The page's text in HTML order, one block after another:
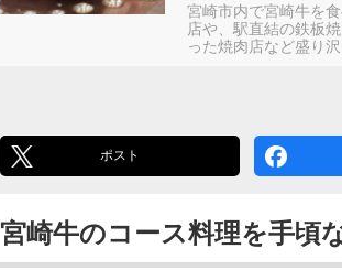
宮崎市内で宮崎牛を
店や、駅直結の鉄板
った焼肉店など盛り
ポスト
宮崎牛のコース料理を手頃